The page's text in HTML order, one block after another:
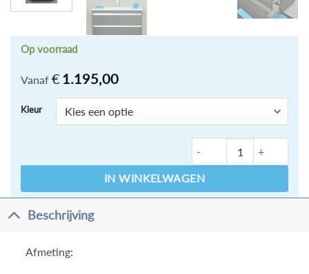
Vanaf € 1.195,00
Op voorraad
Kleur
IN WINKELWAGEN
Beschrijving
Afmeting: